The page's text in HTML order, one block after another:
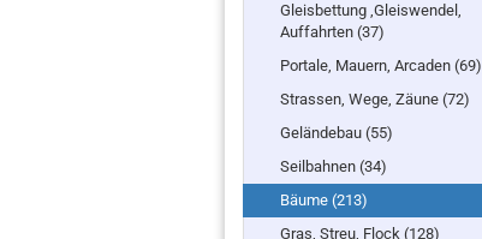
Gleisbettung ,Gleiswendel,
Auffahrten (37)
Portale, Mauern, Arcaden (69)
Strassen, Wege, Zäune (72)
Geländebau (55)
Seilbahnen (34)
Bäume (213)
Gras, Streu, Flock (128)